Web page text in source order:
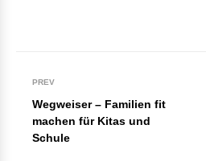
PREV
Wegweiser – Familien fit
machen für Kitas und
Schule